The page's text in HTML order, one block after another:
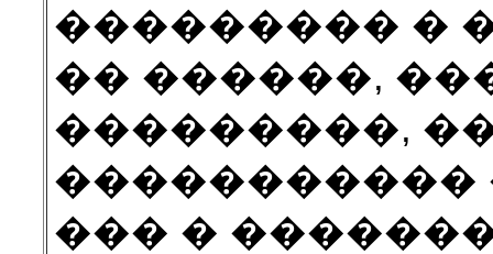
��������� �
�� ������,
���������,
�����������
��� �